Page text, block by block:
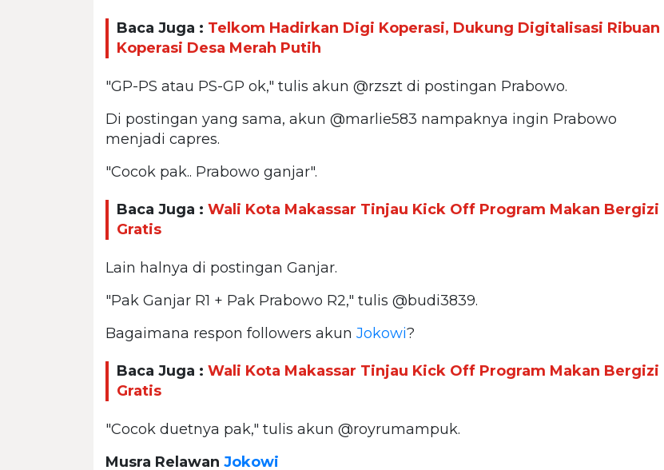
Baca Juga : Telkom Hadirkan Digi Koperasi, Dukung Digitalisasi Ribuan
Koperasi Desa Merah Putih
"GP-PS atau PS-GP ok," tulis akun @rzszt di postingan Prabowo.
Di postingan yang sama, akun @marlie583 nampaknya ingin Prabowo
menjadi capres.
"Cocok pak.. Prabowo ganjar".
Baca Juga : Wali Kota Makassar Tinjau Kick Off Program Makan Bergizi
Gratis
Lain halnya di postingan Ganjar.
"Pak Ganjar R1 + Pak Prabowo R2," tulis @budi3839.
Bagaimana respon followers akun Jokowi?
Baca Juga : Wali Kota Makassar Tinjau Kick Off Program Makan Bergizi
Gratis
"Cocok duetnya pak," tulis akun @royrumampuk.
Musra Relawan Jokowi